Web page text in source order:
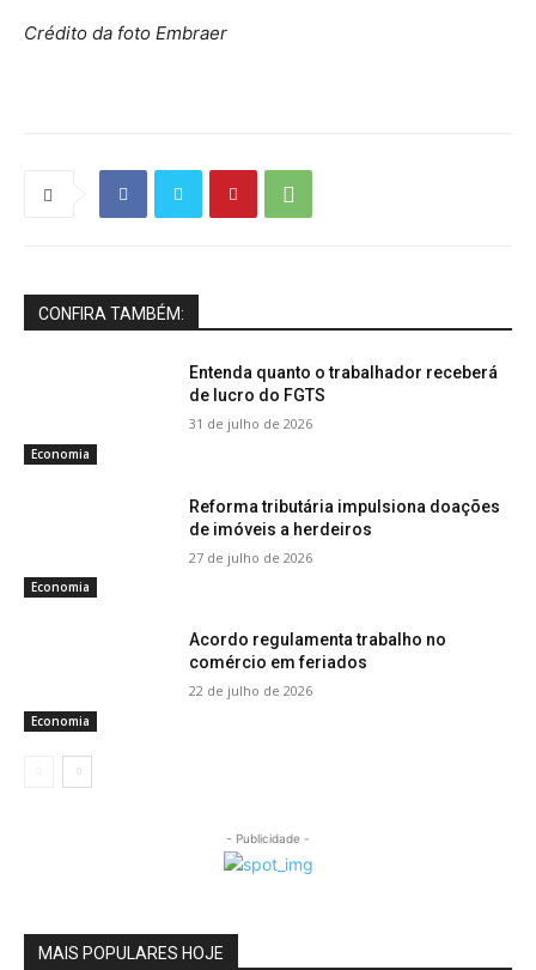
Crédito da foto Embraer
CONFIRA TAMBÉM:
Economia
Entenda quanto o trabalhador receberá
de lucro do FGTS
31 de julho de 2026
Economia
Reforma tributária impulsiona doações
de imóveis a herdeiros
27 de julho de 2026
Economia
Acordo regulamenta trabalho no
comércio em feriados
22 de julho de 2026
- Publicidade -
MAIS POPULARES HOJE